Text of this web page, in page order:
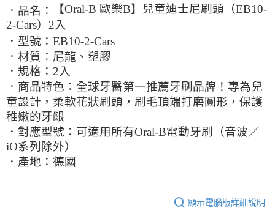
．品名：
【Oral-B 歐樂B】兒童迪士尼刷頭（EB10-
2-Cars）2入
．型號：EB10-2-Cars
．材質：尼龍、塑膠
．規格：2入
．商品特色：全球牙醫第一推薦牙刷品牌！專為兒
童設計，柔軟花狀刷頭，刷毛頂端打磨圓形，保護
稚嫩的牙齦
．對應型號：可適用所有Oral-B電動牙刷（音波／
iO系列除外）
．產地：德國
顯示電腦版詳細說明